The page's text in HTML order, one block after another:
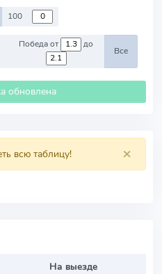
100
Победа от до
Все
обновлена
×
всю таблицу!
На выезде